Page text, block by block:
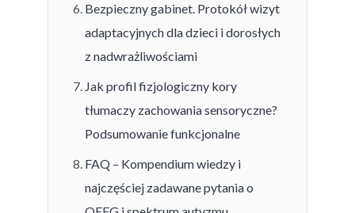
Bezpieczny gabinet. Protokół wizyt
adaptacyjnych dla dzieci i dorosłych
z nadwrażliwościami
Jak profil fizjologiczny kory
tłumaczy zachowania sensoryczne?
Podsumowanie funkcjonalne
FAQ – Kompendium wiedzy i
najczęściej zadawane pytania o